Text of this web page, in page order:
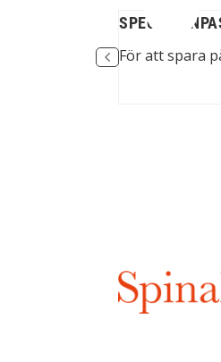
fler tangenter...För att spara